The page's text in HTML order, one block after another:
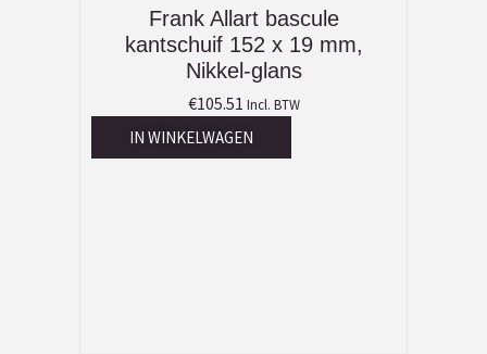
Frank Allart bascule
kantschuif 152 x 19 mm,
Nikkel-glans
€105.51 Incl. BTW
IN WINKELWAGEN